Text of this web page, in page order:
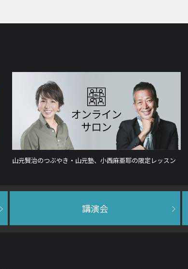
山元賢治のつぶやき・山元塾、小西麻亜耶の限定レッスン
講演会